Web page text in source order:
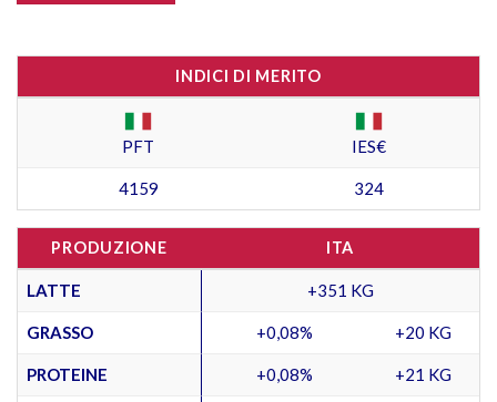
INDICI DI MERITO
PFT IES€
4159 324
PRODUZIONE ITA
LATTE +351 KG
GRASSO +0,08% +20 KG
PROTEINE +0,08% +21 KG